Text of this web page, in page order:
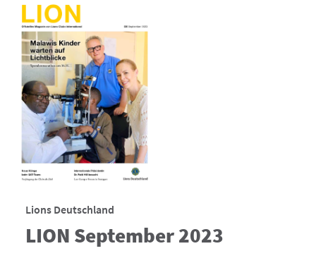
Lions Deutschland
LION September 2023